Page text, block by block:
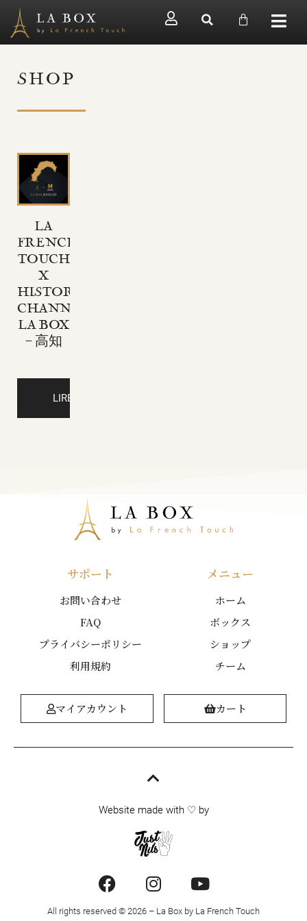
SHOP
LA
FRENCH
TOUCH
X
HISTORY
CHANNEL
LA BOX
– 高知
LIRE LA SUITE
サポート
お問い合わせ
FAQ
プライバシーポリシー
利用規約
メニュー
ホーム
ボックス
ショップ
チーム
マイアカウント カート
All rights reserved © 2026 – La Box by La French Touch
Website made with ♡ by